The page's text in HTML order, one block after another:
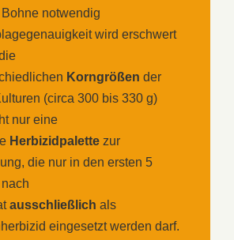
notwendig
wird erschwert
Korngrößen der
(circa 300 bis 330 g)
nur eine
Herbizidpalette zur
die nur in den ersten 5
ausschließlich als
eingesetzt werden darf.